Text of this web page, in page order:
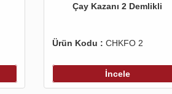
Çay Kazanı 2 Demlikli
Ürün Kodu : CHKFO 2
İncele